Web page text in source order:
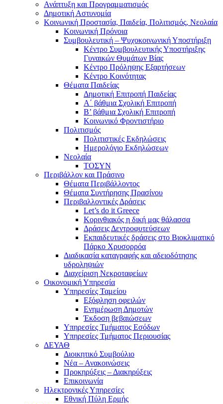
Ανάπτυξη και Προγραμματισμός
Δημοτική Αστυνομία
Κοινωνική Προστασία, Παιδεία, Πολιτισμός, Νεολαία
Κοινωνική Πρόνοια
Συμβουλευτική – Ψυχοκοινωνική Υποστήριξη
Κέντρο Συμβουλευτικής Υποστήριξης
Γυναικών Θυμάτων Βίας
Κέντρο Πρόληψης Εξαρτήσεων
Κέντρο Κοινότητας
Θέματα Παιδείας
Δημοτική Επιτροπή Παιδείας
Α΄ βάθμια Σχολική Επιτροπή
B’ βάθμια Σχολική Επιτροπή
Κοινωνικό Φροντιστήριο
Πολιτισμός
Πολιτιστικές Εκδηλώσεις
Ημερολόγιο Εκδηλώσεων
Νεολαία
ΤΟΣΥΝ
Περιβάλλον και Πράσινο
Θέματα Περιβάλλοντος
Θέματα Συντήρησης Πρασίνου
Περιβαλλοντικές Δράσεις
Let’s do it Greece
Kορινθιακός η δική μας θάλασσα
Δράσεις Δεντροφυτεύσεων
Εκπαιδευτικές δράσεις στο Βιοκλιματικό
Πάρκο Χρυσορρόα
Διαδικασία καταγραφής και αδειοδότησης
υδροληψιών
Διαχείριση Νεκροταφείων
Οικονομική Υπηρεσία
Υπηρεσίες Ταμείου
Εξόφληση οφειλών
Ενημέρωση Δημοτών
Έκδοση βεβαιώσεων
Υπηρεσίες Τμήματος Εσόδων
Υπηρεσίες Τμήματος Περιουσίας
ΔΕΥΑΘ
Διοικητικό Συμβούλιο
Νέα – Ανακοινώσεις
Προκηρύξεις – Διακηρύξεις
Επικοινωνία
Ηλεκτρονικές Υπηρεσίες
Εθνική Πύλη Ερμής